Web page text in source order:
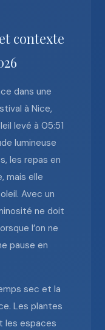
contexte
dans une
à Nice,
levé à 05:51
lumineuse
les repas en
mais elle
Avec un
ne doit
l’on ne
pause en
sec et la
Les plantes
les espaces